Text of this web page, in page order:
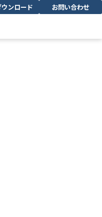
ンロード お問い合わせ